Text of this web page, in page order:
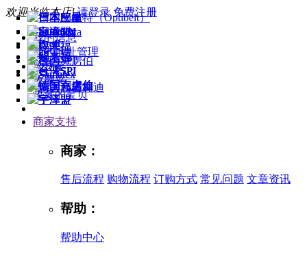
欢迎光临本店! 请登录 免费注册
我的信息
我的地址管理
购物车
收藏夹
收藏的宝贝
商家支持
商家：
售后流程 购物流程 订购方式 常见问题 文章资讯
帮助：
帮助中心